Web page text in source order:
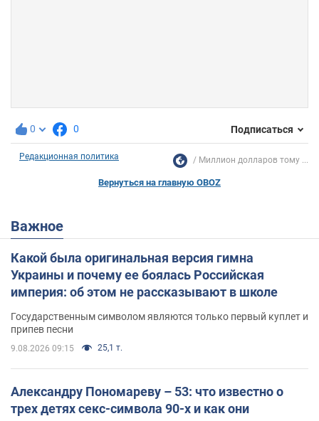
0 0 Подписаться
Редакционная политика Миллион долларов тому ...
Вернуться на главную OBOZ
Важное
Какой была оригинальная версия гимна
Украины и почему ее боялась Российская
империя: об этом не рассказывают в школе
Государственным символом являются только первый куплет и
припев песни
9.08.2026 09:15 25,1 т.
Александру Пономареву – 53: что известно о
трех детях секс-символа 90-х и как они